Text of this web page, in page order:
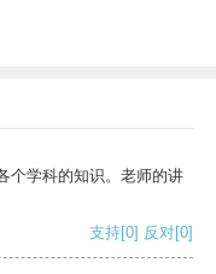
个学科的知识。老师的讲
支持[0] 反对[0]